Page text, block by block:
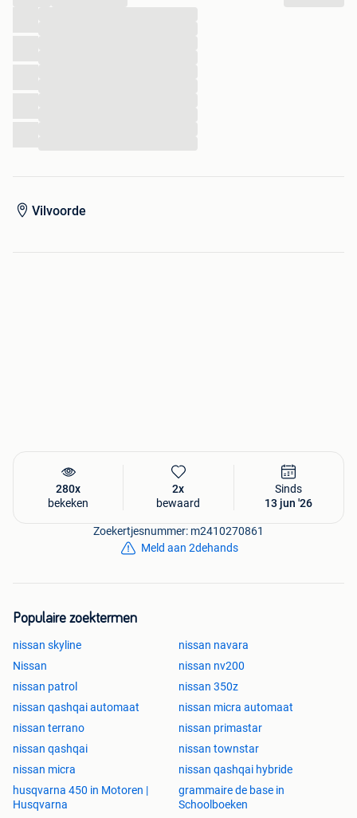
Vilvoorde
280x
bekeken
2x
bewaard
Sinds
13 jun '26
Zoekertjesnummer: m2410270861
Meld aan 2dehands
Populaire zoektermen
nissan skyline
nissan navara
Nissan
nissan nv200
nissan patrol
nissan 350z
nissan qashqai automaat
nissan micra automaat
nissan terrano
nissan primastar
nissan qashqai
nissan townstar
nissan micra
nissan qashqai hybride
husqvarna 450 in Motoren |
Husqvarna
grammaire de base in
Schoolboeken